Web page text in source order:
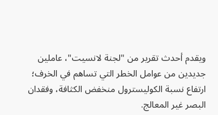
ويقدم أحدث تقرير من "لجنة لانسيت"، عاملين
جديدين من عوامل الخطر التي تساهم في الخرف؛
ارتفاع نسبة الكوليسترول منخفض الكثافة، وفقدان
البصر غير المعالج.